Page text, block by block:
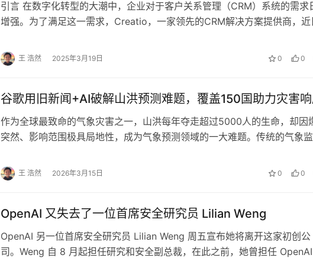
引言 在数字化转型的大潮中，企业对于客户关系管理（CRM）系统的需求
增强。为了满足这一需求，Creatio，一家领先的CRM解决方案提供商，近
王 浩然 2025年3月19日 0 0
谷歌用旧新闻+AI破解山洪预测难题，覆盖150国助力灾害
作为全球最致命的气象灾害之一，山洪每年夺走超过5000人的生命，却因
突然、影响范围极具局地性，成为气象预测领域的一大难题。传统的气象监
王 浩然 2026年3月15日 0 0
OpenAI 又失去了一位首席安全研究员 Lilian Weng
OpenAI 另一位首席安全研究员 Lilian Weng 周五宣布她将离开这家初创公
司。Weng 自 8 月起担任研究和安全副总裁，在此之前，她曾担任 OpenAI